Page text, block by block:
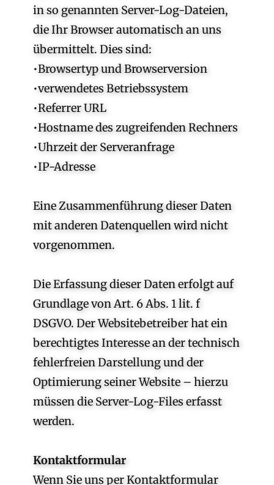
in so genannten Server-Log-Dateien,
die Ihr Browser automatisch an uns
übermittelt. Dies sind:
•Browsertyp und Browserversion
•verwendetes Betriebssystem
•Referrer URL
•Hostname des zugreifenden Rechners
•Uhrzeit der Serveranfrage
•IP-Adresse
Eine Zusammenführung dieser Daten
mit anderen Datenquellen wird nicht
vorgenommen.
Die Erfassung dieser Daten erfolgt auf
Grundlage von Art. 6 Abs. 1 lit. f
DSGVO. Der Websitebetreiber hat ein
berechtigtes Interesse an der technisch
fehlerfreien Darstellung und der
Optimierung seiner Website – hierzu
müssen die Server-Log-Files erfasst
werden.
Kontaktformular
Wenn Sie uns per Kontaktformular